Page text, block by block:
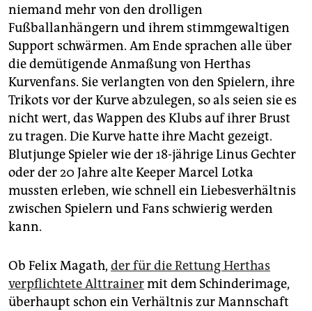
niemand mehr von den drolligen
Fußballanhängern und ihrem stimmgewaltigen
Support schwärmen. Am Ende sprachen alle über
die demütigende Anmaßung von Herthas
Kurvenfans. Sie verlangten von den Spielern, ihre
Trikots vor der Kurve abzulegen, so als seien sie es
nicht wert, das Wappen des Klubs auf ihrer Brust
zu tragen. Die Kurve hatte ihre Macht gezeigt.
Blutjunge Spieler wie der 18-jährige Linus Gechter
oder der 20 Jahre alte Keeper Marcel Lotka
mussten erleben, wie schnell ein Liebesverhältnis
zwischen Spielern und Fans schwierig werden
kann.
Ob Felix Magath, der für die Rettung Herthas
verpflichtete Alttrainermit dem Schinderimage,
überhaupt schon ein Verhältnis zur Mannschaft